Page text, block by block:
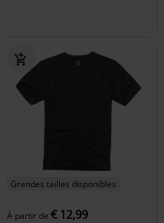
Grandes tailles disponibles
À partir de € 12,99